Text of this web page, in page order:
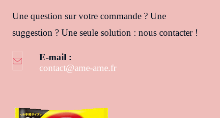
Une question sur votre commande ? Une
suggestion ? Une seule solution : nous contacter !
E-mail :
contact@ame-ame.frS’ouvre dans votre application